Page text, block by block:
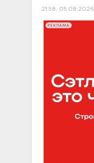
21:58, 05.08.2026
РЕКЛАМА